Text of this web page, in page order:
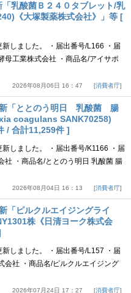
乳酸菌Ｂ２４０タブレット/乳
《大塚製薬株式会社》」等 [
しました。 ・届出番号/L166 ・届
母工業株式会社 ・商品名/アイサポ
2026年08月06日 16：47 消費者庁
新「ととのう明日 乳酸菌 腸
coagulans SANK70258)
/ 合計11,259件 ]
しました。 ・届出番号/K1166 ・届
社 ・商品名/ととのう明日 乳酸菌 腸
2026年08月04日 16：13 消費者庁
「ピルクルエイジングライ
株《日清ヨーク株式会
しました。 ・届出番号/L157 ・届
会社 ・商品名/ピルクルエイジング
2026年07月24日 17：27 消費者庁